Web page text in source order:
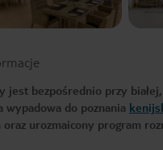
jest bezpośrednio przy
wypadowa do poznania
oraz urozmaicony program